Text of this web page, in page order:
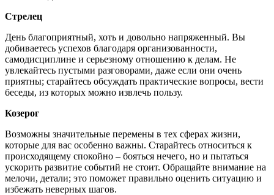
Стрелец
День благоприятный, хоть и довольно напряженный. Вы
добиваетесь успехов благодаря организованности,
самодисциплине и серьезному отношению к делам. Не
увлекайтесь пустыми разговорами, даже если они очень
приятны; старайтесь обсуждать практические вопросы, вести
беседы, из которых можно извлечь пользу.
Козерог
Возможны значительные перемены в тех сферах жизни,
которые для вас особенно важны. Старайтесь относиться к
происходящему спокойно – бояться нечего, но и пытаться
ускорить развитие событий не стоит. Обращайте внимание на
мелочи, детали; это поможет правильно оценить ситуацию и
избежать неверных шагов.